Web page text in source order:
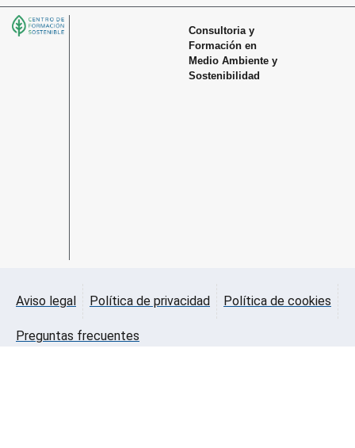
Consultoria y
Formación en
Medio Ambiente y
Sostenibilidad
Aviso legal Política de privacidad Política de cookies
Preguntas frecuentes